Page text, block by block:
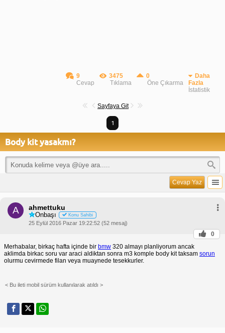
9
Cevap
3475
Tıklama
0
Öne Çıkarma
Daha
Fazla
İstatistik
Sayfaya Git
1
Body kit yasakmı?
Cevap Yaz
A ahmettuku
Onbaşı Konu Sahibi
25 Eylül 2016 Pazar 19:22:52 (52 mesaj)
0
Merhabalar, birkaç hafta içinde bir bmw 320 almayı planliyorum ancak
aklimda birkac soru var araci aldiktan sonra m3 komple body kit taksam sorun
olurmu cevirmede filan veya muaynede tesekkurler.
< Bu ileti mobil sürüm kullanılarak atıldı >